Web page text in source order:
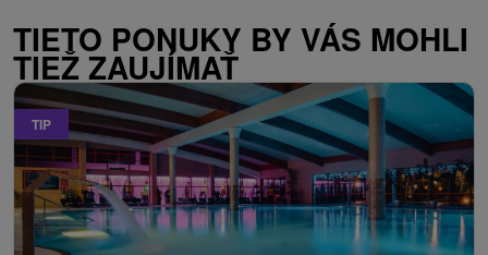
TIETO PONUKY BY VÁS MOHLI
TIEŽ ZAUJÍMAŤ
TIP